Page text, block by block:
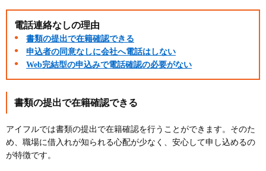
電話連絡なしの理由
書類の提出で在籍確認できる
申込者の同意なしに会社へ電話はしない
Web完結型の申込みで電話確認の必要がない
書類の提出で在籍確認できる
アイフルでは書類の提出で在籍確認を行うことができます。そのた
め、職場に借入れが知られる心配が少なく、安心して申し込めるの
が特徴です。